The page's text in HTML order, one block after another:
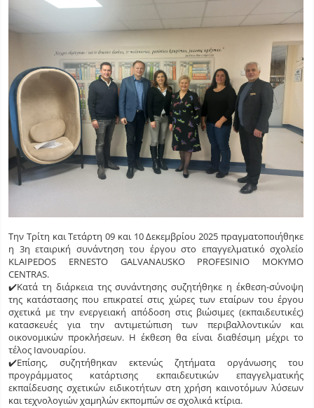
Την Τρίτη και Τετάρτη 09 και 10 Δεκεμβρίου 2025 πραγματοποιήθηκε
η 3η εταιρική συνάντηση του έργου στο επαγγελματικό σχολείο
KLAIPEDOS ERNESTO GALVANAUSKO PROFESINIO MOKYMO
CENTRAS.
✔️Κατά τη διάρκεια της συνάντησης συζητήθηκε η έκθεση-σύνοψη
της κατάστασης που επικρατεί στις χώρες των εταίρων του έργου
σχετικά με την ενεργειακή απόδοση στις βιώσιμες (εκπαιδευτικές)
κατασκευές για την αντιμετώπιση των περιβαλλοντικών και
οικονομικών προκλήσεων. Η έκθεση θα είναι διαθέσιμη μέχρι το
τέλος Ιανουαρίου.
✔️Επίσης, συζητήθηκαν εκτενώς ζητήματα οργάνωσης του
προγράμματος κατάρτισης εκπαιδευτικών επαγγελματικής
εκπαίδευσης σχετικών ειδικοτήτων στη χρήση καινοτόμων λύσεων
και τεχνολογιών χαμηλών εκπομπών σε σχολικά κτίρια.